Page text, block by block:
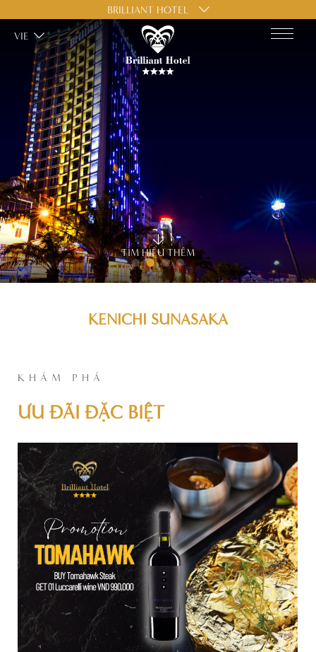
TÌM HIỂU THÊM
VIE
BRILLIANT HOTEL
KENICHI SUNASAKA
KHÁM PHÁ
ƯU ĐÃI ĐẶC BIỆT